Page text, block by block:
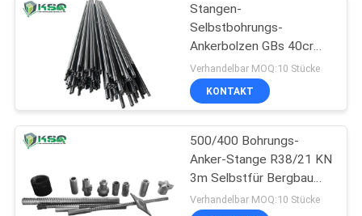
Stangen-
Selbstbohrungs-
Ankerbolzen GBs 40cr
R32/20 hohler für
Steigungs-Stabilisierung
Verhandelbar MOQ:10 Stücke
KONTAKT
500/400 Bohrungs-
Anker-Stange R38/21 KN
3m Selbstfür Bergbau
und Rehabilitation
Verhandelbar MOQ:10 Stücke